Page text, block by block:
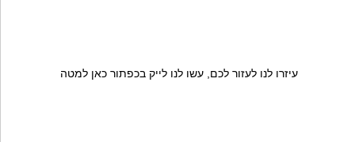
עיזרו לנו לעזור לכם, עשו לנו לייק בכפתור כאן למטה